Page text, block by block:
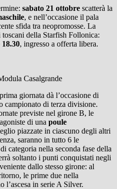
sabato 21 ottobre scatterà la
, e nell’occasione il pala
sfida tra neopromosse. La
toscani della Starfish Follonica:
18.30, ingresso a offerta libera.
Casalgrande
giornata dà l’occasione di
campionato di terza divisione.
previste nel girone B, le
di una poule
piazzate in ciascuno degli altri
saranno in tutto 6 le
categoria nella seconda fase della
soltanto i punti conquistati negli
dallo stesso girone: al
le prime due nella
l’ascesa in serie A Silver.